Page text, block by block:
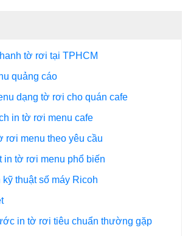
tờ rơi tại TPHCM
quảng cáo
dạng tờ rơi cho quán cafe
in tờ rơi menu cafe
rơi menu theo yêu cầu
in tờ rơi menu phổ biến
kỹ thuật số máy Ricoh
in tờ rơi tiêu chuẩn thường gặp